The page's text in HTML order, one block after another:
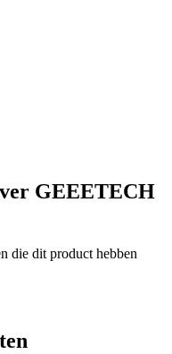
GEEETECH
die dit product hebben